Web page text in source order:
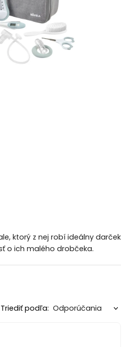
ktorý z nej robí ideálny darček
o ich malého drobčeka.
Triediť podľa: